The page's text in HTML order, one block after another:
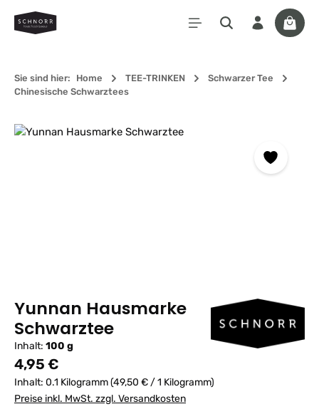
Zum Hauptinhalt springen
Sie sind hier: Home TEE-TRINKEN
Schwarzer Tee
Chinesische Schwarztees
Bildergalerie überspringen
Yunnan Hausmarke
Schwarztee
Inhalt: 100 g
Regulärer Preis:
4,95 €
Inhalt: 0.1 Kilogramm(49,50 € / 1 Kilogramm)
Preise inkl. MwSt. zzgl. Versandkosten